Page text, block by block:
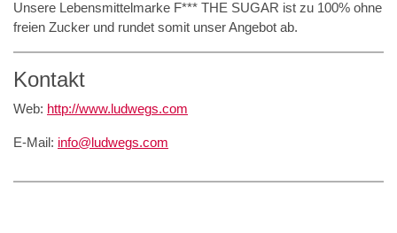
Unsere Lebensmittelmarke F*** THE SUGAR ist zu 100% ohne
freien Zucker und rundet somit unser Angebot ab.
Kontakt
Web: http://www.ludwegs.com
E-Mail: info@ludwegs.com